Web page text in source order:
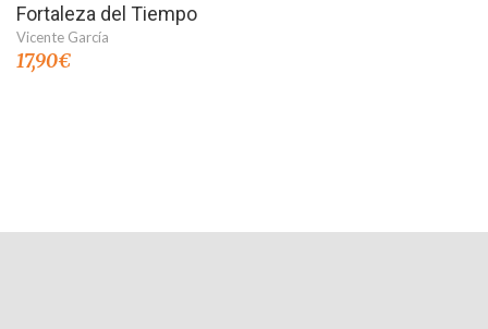
Fortaleza del Tiempo
Vicente García
17,90€